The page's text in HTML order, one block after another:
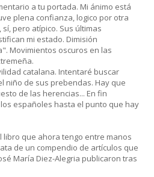
a tu portada. Mi ánimo está
plena confianza, logico por otra
pero atípico. Sus últimas
mi estado. Dimisión
Movimientos oscuros en las
catalana. Intentaré buscar
niño de sus prebendas. Hay que
de las herencias... En fin
españoles hasta el punto que hay
libro que ahora tengo entre manos
de un compendio de artículos que
María Diez-Alegria publicaron tras